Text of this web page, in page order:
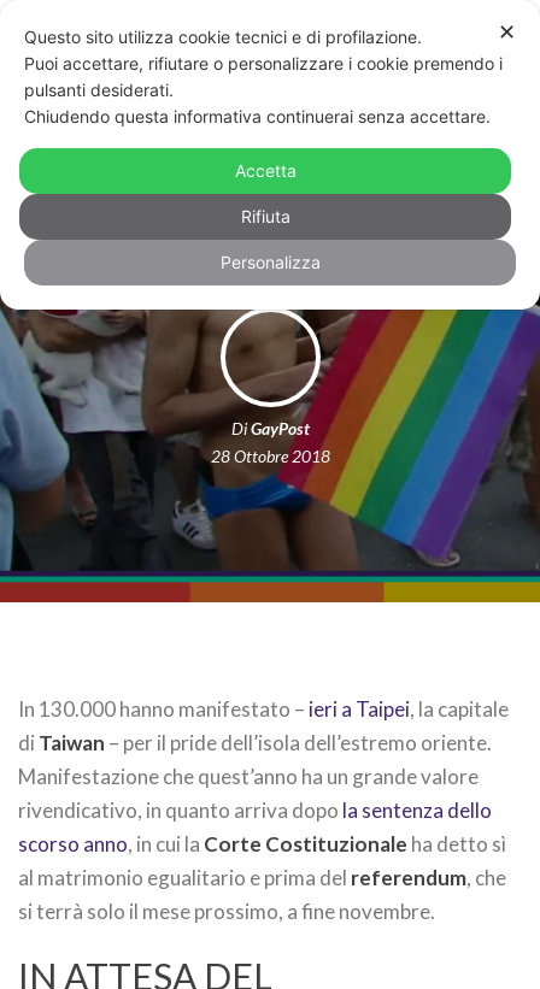
Taiwan, 130.000 al pride in attesa del
referendum sul matrimonio
DiGayPost
28 Ottobre 2018
In 130.000 hanno manifestato – ieri a Taipei, la capitale
di Taiwan – per il pride dell’isola dell’estremo oriente.
Manifestazione che quest’anno ha un grande valore
rivendicativo, in quanto arriva dopo la sentenza dello
scorso anno, in cui la Corte Costituzionale ha detto sì
al matrimonio egualitario e prima del referendum, che
si terrà solo il mese prossimo, a fine novembre.
IN ATTESA DEL
✕
Questo sito utilizza cookie tecnici e di profilazione.
Puoi accettare, rifiutare o personalizzare i cookie premendo i
pulsanti desiderati.
Chiudendo questa informativa continuerai senza accettare.
Accetta
Rifiuta
Personalizza